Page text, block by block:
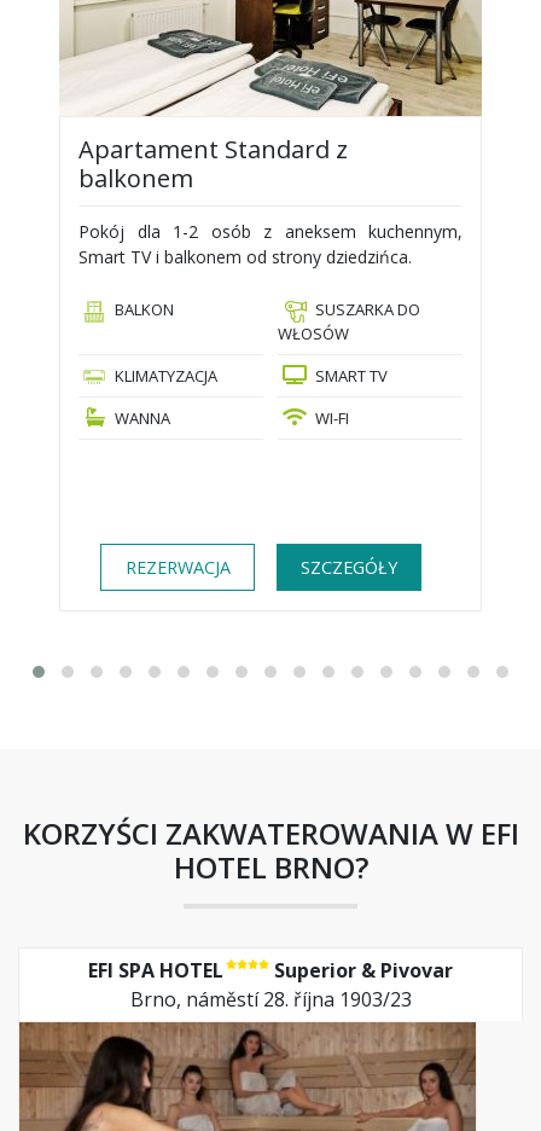
Apartament Standard z
balkonem
Pokój dla 1-2 osób z aneksem kuchennym,
Smart TV i balkonem od strony dziedzińca.
BALKON
SUSZARKA DO
WŁOSÓW
KLIMATYZACJA
SMART TV
WANNA
WI-FI
REZERWACJA SZCZEGÓŁY
KORZYŚCI ZAKWATEROWANIA W EFI
HOTEL BRNO?
EFI SPA HOTEL
Superior & Pivovar
Brno, náměstí 28. října 1903/23